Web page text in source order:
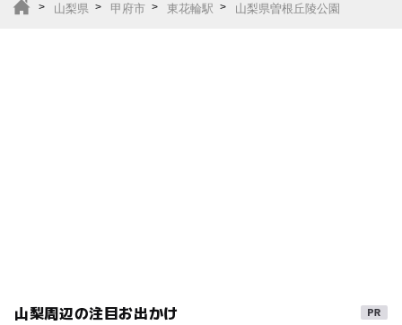
山梨県 甲府市 東花輪駅 山梨県曽根丘陵公園
山梨周辺の注目お出かけ